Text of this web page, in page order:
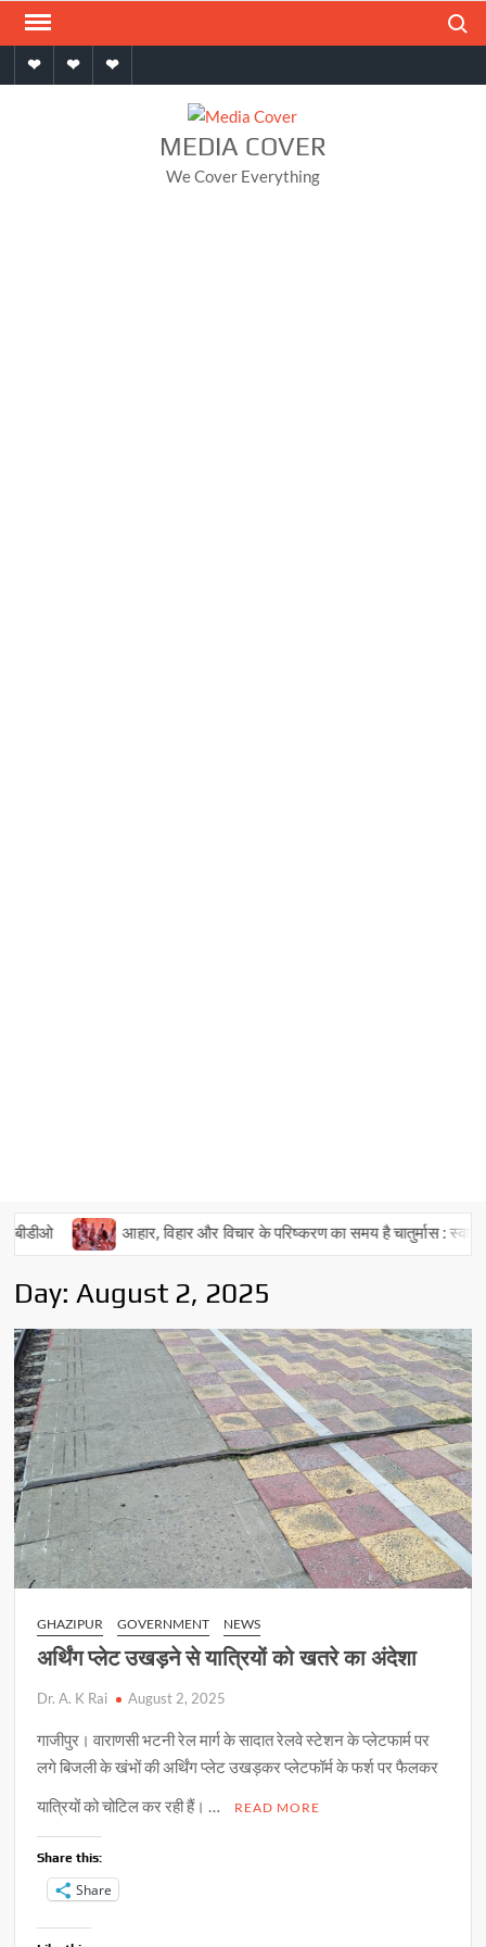
Skip
contentHomeAboutContact
MEDIA COVER
We Cover Everything
आहार, विहार और विचार के परिष्करण का समय है चातुर्मास : स्वामी भवानीनन्दन
Day: August 2, 2025
GHAZIPUR GOVERNMENT NEWS
अर्थिंग प्लेट उखड़ने से यात्रियों को खतरे का अंदेशा
Dr. A. K Rai August 2, 2025
गाजीपुर। वाराणसी भटनी रेल मार्ग के सादात रेलवे स्टेशन के प्लेटफार्म पर
लगे बिजली के खंभों की अर्थिंग प्लेट उखड़कर प्लेटफॉर्म के फर्श पर फैलकर
यात्रियों को चोटिल कर रही हैं। …
READ MORE
Share this:
Share